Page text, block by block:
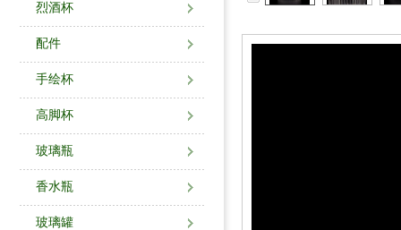
烈酒杯
配件
手绘杯
高脚杯
玻璃瓶
香水瓶
玻璃罐